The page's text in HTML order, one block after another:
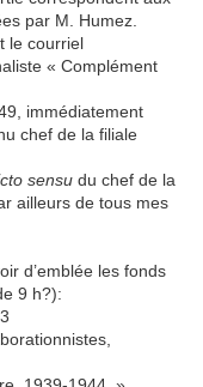
par M. Humez.
le courriel
« Complément
immédiatement
chef de la filiale
sensu du chef de la
ailleurs de tous mes
d’emblée les fonds
9 h?):